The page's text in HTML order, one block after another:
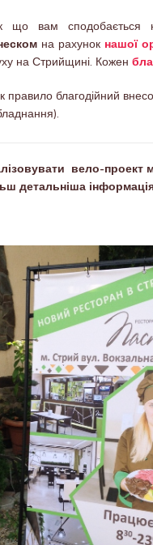
що вам сподобається
на рахунок нашої
на Стрийщині. Кожен
правило благодійний
вело-проект
детальніша